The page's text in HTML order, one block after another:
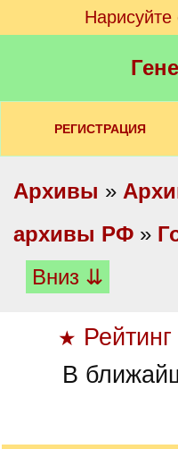
РЕГИСТРАЦИЯ
Архивы »
архивы РФ »
Вниз ⇊
★ Рейтинг
В